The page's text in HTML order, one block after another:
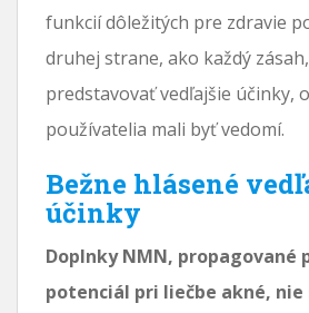
funkcií dôležitých pre zdravie
druhej strane, ako každý
predstavovať vedľajšie účinky,
používatelia mali byť vedomí.
Bežne hlásené
účinky
Doplnky NMN, propagované
potenciál pri liečbe akné, nie